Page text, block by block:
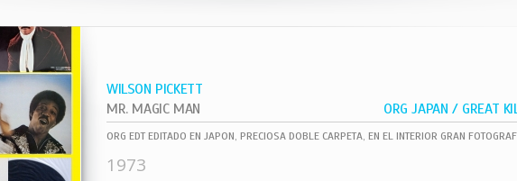
WILSON PICKETT
MR. MAGIC MAN
1973